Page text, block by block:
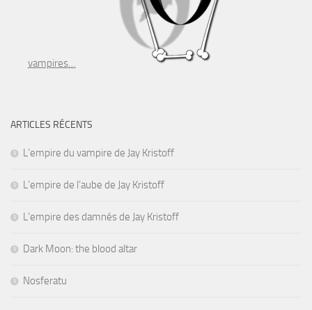
vampires…
ARTICLES RÉCENTS
L’empire du vampire de Jay Kristoff
L’empire de l’aube de Jay Kristoff
L’empire des damnés de Jay Kristoff
Dark Moon: the blood altar
Nosferatu